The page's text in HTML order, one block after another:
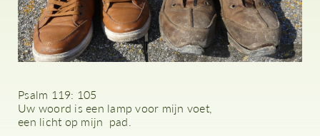
Psalm 119: 105
Uw woord is een lamp voor mijn voet,
een licht op mijn pad.